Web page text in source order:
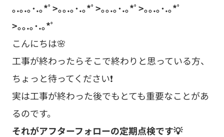
｡.｡.｡･.｡*ﾟ>｡｡.｡･.｡*ﾟ>｡｡.｡･.｡*ﾟ>｡｡.｡･.｡*ﾟ
>｡｡.｡･.｡*ﾟ
こんにちは🌸
工事が終わったらそこで終わりと思っている方、
ちょっと待ってください❗
実は工事が終わった後でもとても重要なことがあ
るのです。
それがアフターフォローの定期点検です💡